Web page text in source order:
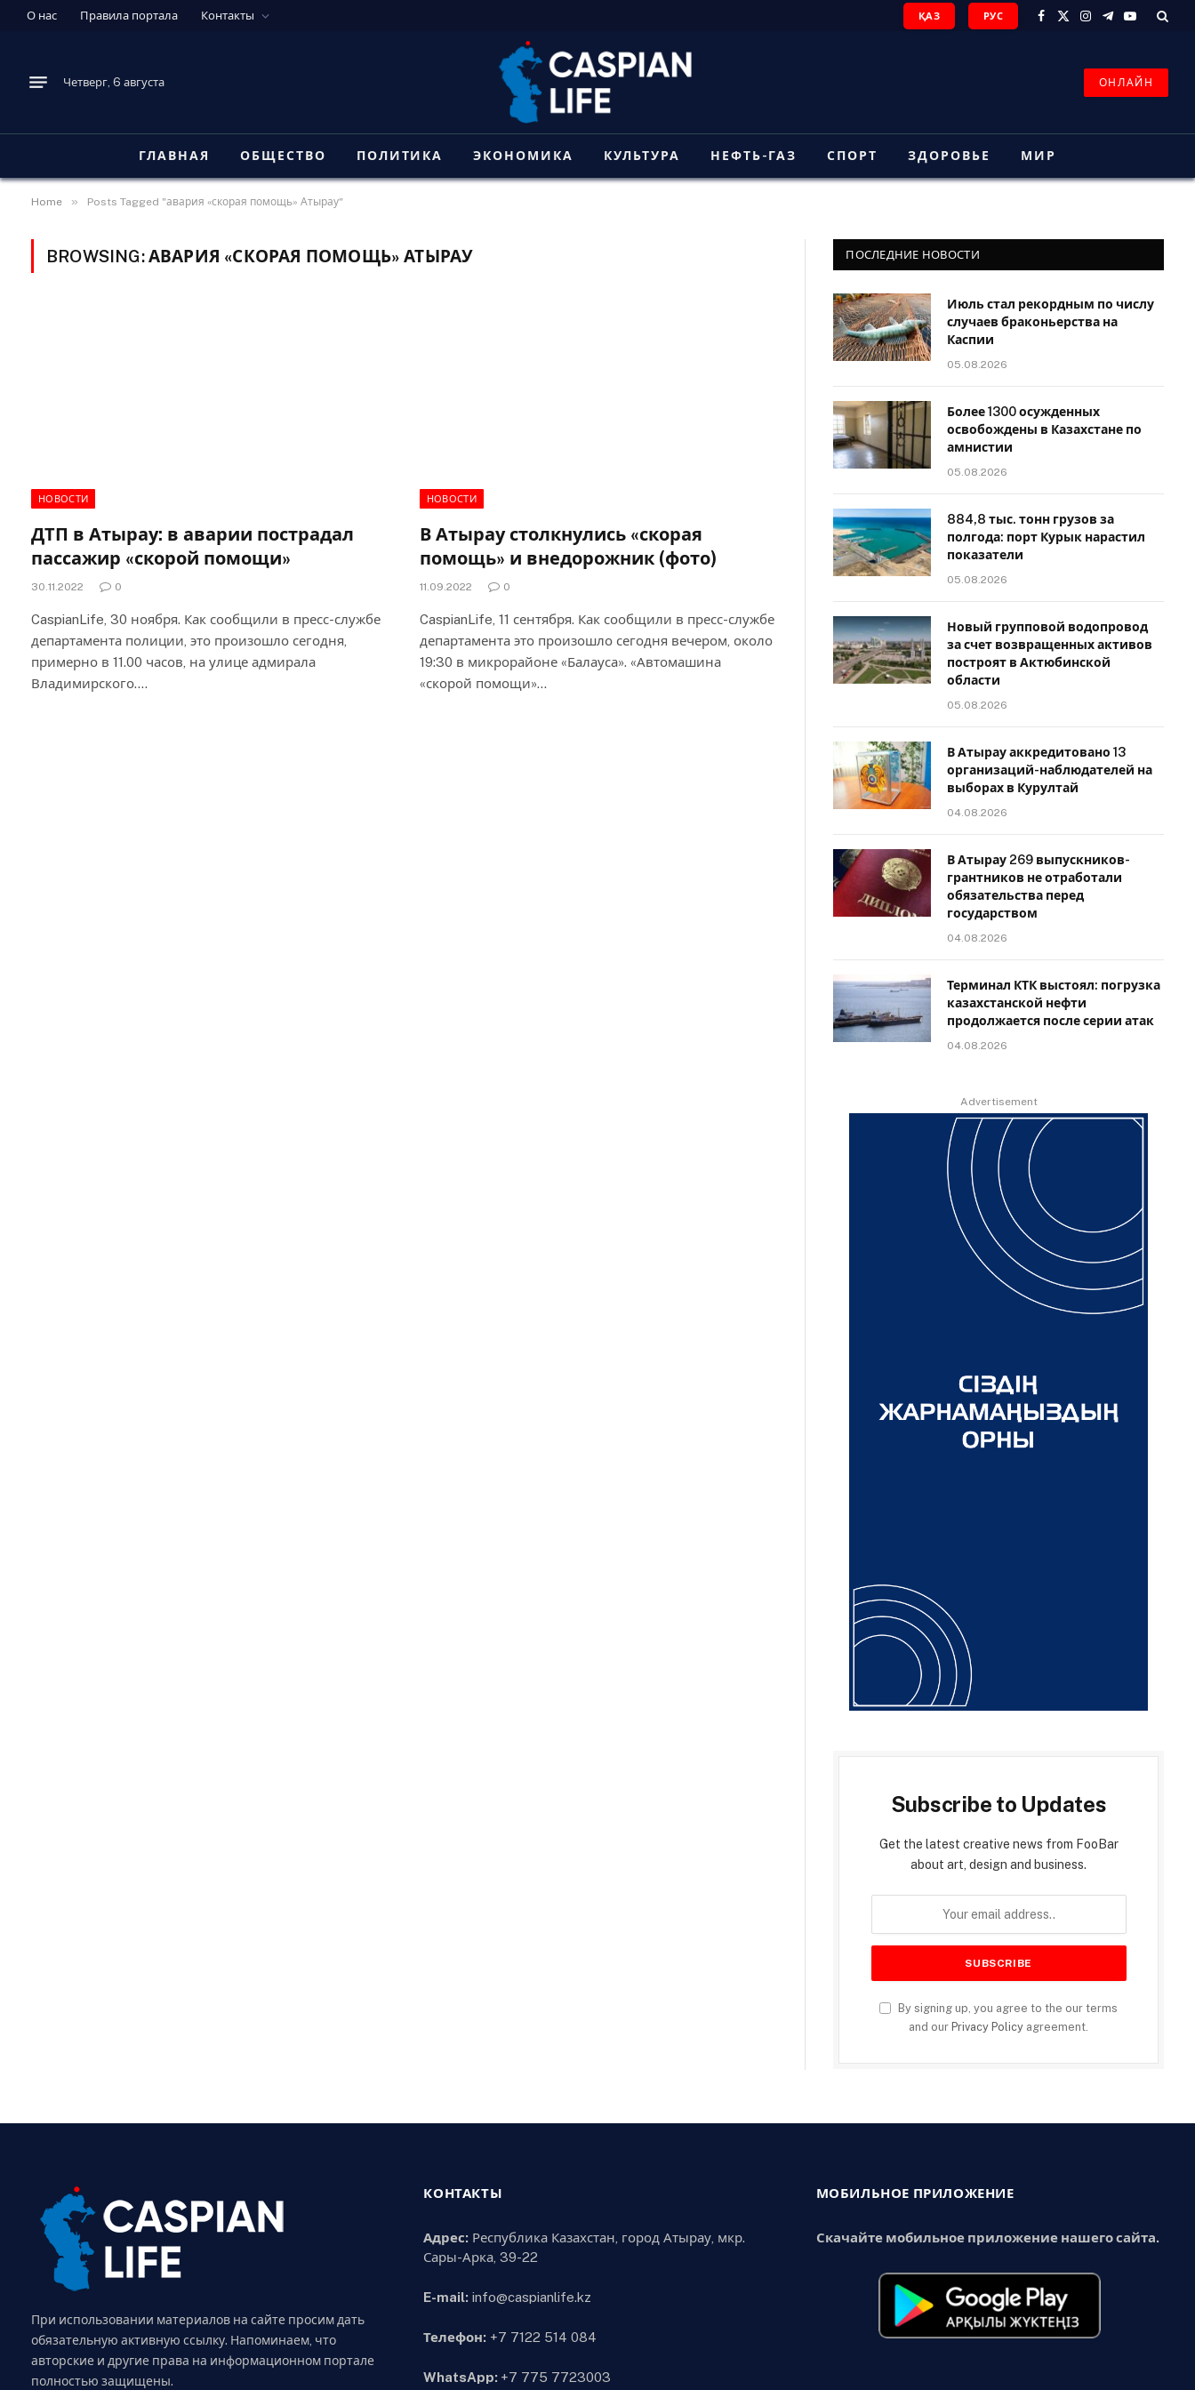
О нас Правила портала Контакты ҚАЗ РУС
Facebook
X
Instagram
Telegram
YouTube
Четверг, 6 августа ОНЛАЙН
ГЛАВНАЯ ОБЩЕСТВО ПОЛИТИКА ЭКОНОМИКА КУЛЬТУРА НЕФТЬ-ГАЗ СПОРТ ЗДОРОВЬЕ МИР
Home » Posts Tagged "авария «скорая помощь» Атырау"
BROWSING:АВАРИЯ «СКОРАЯ ПОМОЩЬ» АТЫРАУ
НОВОСТИ
ДТП в Атырау: в аварии пострадал
пассажир «скорой помощи»
30.11.2022 0
CaspianLife, 30 ноября. Как сообщили в пресс-службе
департамента полиции, это произошло сегодня,
примерно в 11.00 часов, на улице адмирала
Владимирского.…
НОВОСТИ
В Атырау столкнулись «скорая
помощь» и внедорожник (фото)
11.09.2022 0
CaspianLife, 11 сентября. Как сообщили в пресс-службе
департамента это произошло сегодня вечером, около
19:30 в микрорайоне «Балауса». «Автомашина
«скорой помощи»…
ПОСЛЕДНИЕ НОВОСТИ
Июль стал рекордным по числу
случаев браконьерства на
Каспии
05.08.2026
Более 1300 осужденных
освобождены в Казахстане по
амнистии
05.08.2026
884,8 тыс. тонн грузов за
полгода: порт Курык нарастил
показатели
05.08.2026
Новый групповой водопровод
за счет возвращенных активов
построят в Актюбинской
области
05.08.2026
В Атырау аккредитовано 13
организаций-наблюдателей на
выборах в Курултай
04.08.2026
В Атырау 269 выпускников-
грантников не отработали
обязательства перед
государством
04.08.2026
Терминал КТК выстоял: погрузка
казахстанской нефти
продолжается после серии атак
04.08.2026
Advertisement
Subscribe to Updates
Get the latest creative news from FooBar
about art, design and business.
By signing up, you agree to the our terms
and our Privacy Policy agreement.
При использовании материалов на сайте просим дать
обязательную активную ссылку. Напоминаем, что
авторские и другие права на информационном портале
полностью защищены.
КОНТАКТЫ
Адрес: Республика Казахстан, город Атырау, мкр.
Сары-Арка, 39-22
E-mail: info@caspianlife.kz
Телефон: +7 7122 514 084
WhatsApp: +7 775 7723003
МОБИЛЬНОЕ ПРИЛОЖЕНИЕ
Скачайте мобильное приложение нашего сайта.